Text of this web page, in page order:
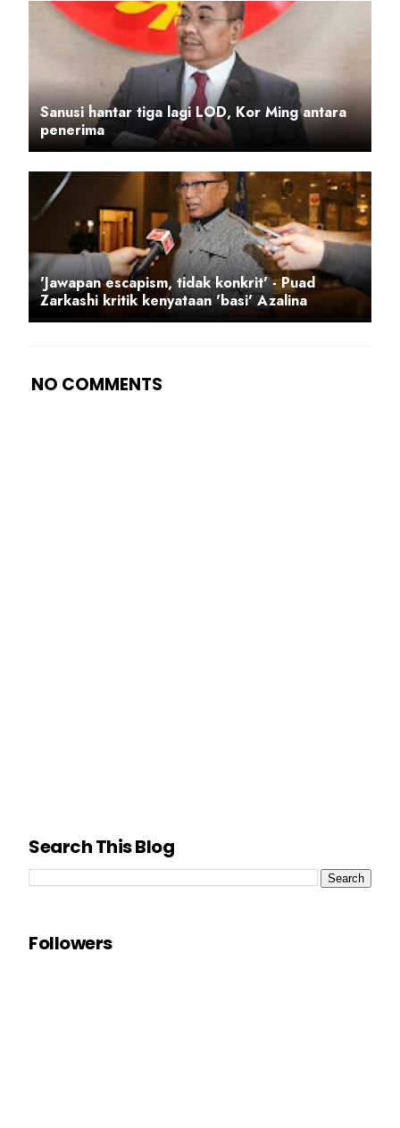
Sanusi hantar tiga lagi LOD, Kor Ming antara
penerima
'Jawapan escapism, tidak konkrit' - Puad
Zarkashi kritik kenyataan 'basi' Azalina
NO COMMENTS
Search This Blog
Followers